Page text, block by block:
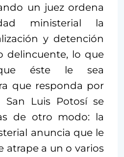
un juez ordena
ministerial la
y detención
delincuente, lo que
éste le sea
que responda por
San Luis Potosí se
de otro modo: la
anuncia que le
atrape a un o varios